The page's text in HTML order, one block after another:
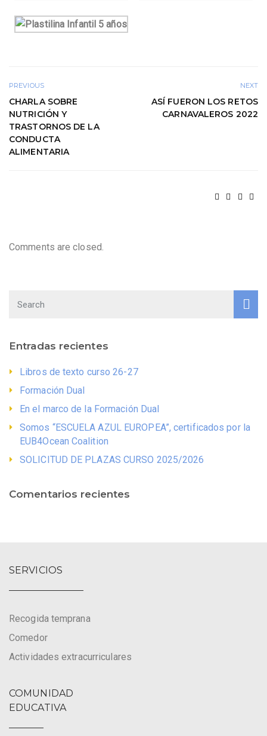
PREVIOUS
CHARLA SOBRE
NUTRICIÓN Y
TRASTORNOS DE LA
CONDUCTA
ALIMENTARIA
NEXT
ASÍ FUERON LOS RETOS
CARNAVALEROS 2022
Comments are closed.
Entradas recientes
Libros de texto curso 26-27
Formación Dual
En el marco de la Formación Dual
Somos “ESCUELA AZUL EUROPEA”, certificados por la
EUB4Ocean Coalition
SOLICITUD DE PLAZAS CURSO 2025/2026
Comentarios recientes
SERVICIOS
Recogida temprana
Comedor
Actividades extracurriculares
COMUNIDAD
EDUCATIVA